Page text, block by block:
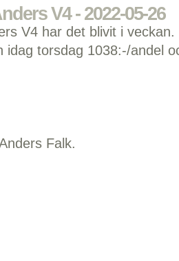
V4 - 2022-05-26
V4 har det blivit i
idag torsdag 1038:-/andel
Falk.